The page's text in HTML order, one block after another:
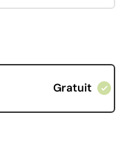
Gratuit